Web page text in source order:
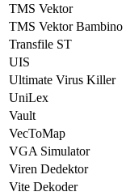
TMS Vektor
TMS Vektor Bambino
Transfile ST
UIS
Ultimate Virus Killer
UniLex
Vault
VecToMap
VGA Simulator
Viren Dedektor
Vite Dekoder